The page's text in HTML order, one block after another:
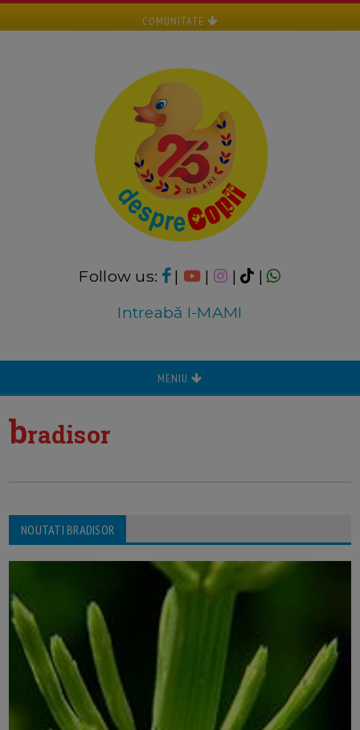
COMUNITATE
Follow us: | | |
|
Intreabă I-MAMI
MENIU
bradisor
NOUTATI BRADISOR